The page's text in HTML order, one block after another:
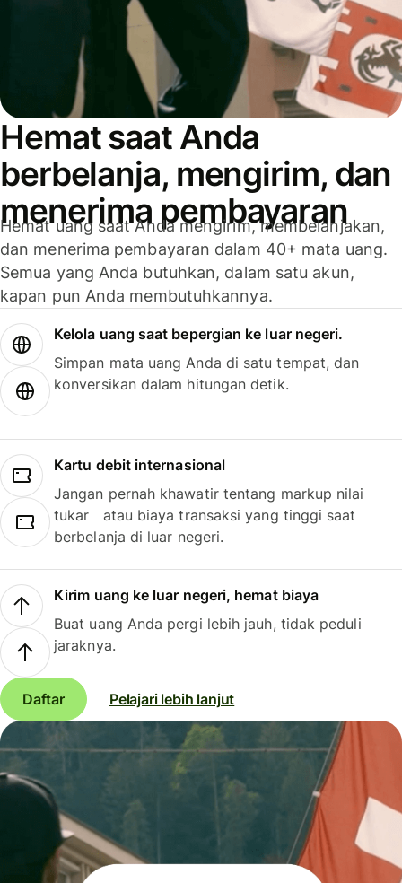
Hemat saat Anda
berbelanja, mengirim, dan
menerima pembayaran
Hemat uang saat Anda mengirim, membelanjakan,
dan menerima pembayaran dalam 40+ mata uang.
Semua yang Anda butuhkan, dalam satu akun,
kapan pun Anda membutuhkannya.
Kelola uang saat bepergian ke luar negeri.
Simpan mata uang Anda di satu tempat, dan
konversikan dalam hitungan detik.
Kartu debit internasional
Jangan pernah khawatir tentang markup nilai
tukar atau biaya transaksi yang tinggi saat
berbelanja di luar negeri.
Kirim uang ke luar negeri, hemat biaya
Buat uang Anda pergi lebih jauh, tidak peduli
jaraknya.
Daftar Pelajari lebih lanjut